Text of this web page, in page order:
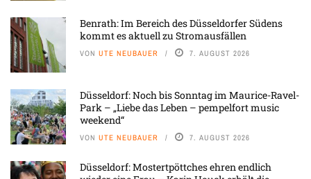
Benrath: Im Bereich des Düsseldorfer Südens
kommt es aktuell zu Stromausfällen
VON UTE NEUBAUER 7. AUGUST 2026
Düsseldorf: Noch bis Sonntag im Maurice-Ravel-
Park – „Liebe das Leben – pempelfort music
weekend“
VON UTE NEUBAUER 7. AUGUST 2026
Düsseldorf: Mostertpöttches ehren endlich